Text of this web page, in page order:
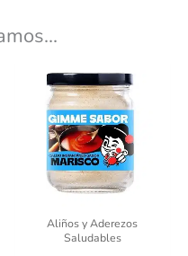
Aliños y Aderezos
Saludables